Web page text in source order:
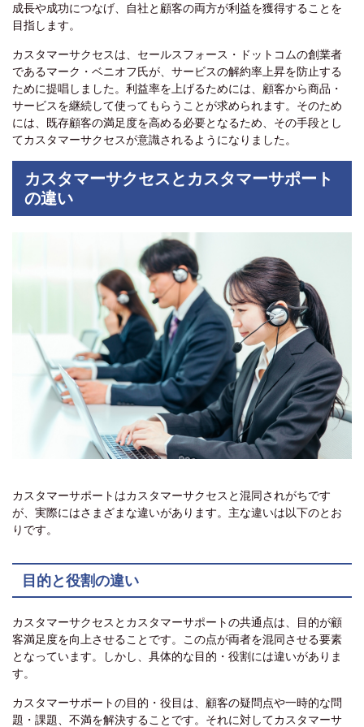
成長や成功につなげ、自社と顧客の両方が利益を獲得することを
目指します。
カスタマーサクセスは、セールスフォース・ドットコムの創業者
であるマーク・ベニオフ氏が、サービスの解約率上昇を防止する
ために提唱しました。利益率を上げるためには、顧客から商品・
サービスを継続して使ってもらうことが求められます。そのため
には、既存顧客の満足度を高める必要となるため、その手段とし
てカスタマーサクセスが意識されるようになりました。
カスタマーサクセスとカスタマーサポート
の違い
カスタマーサポートはカスタマーサクセスと混同されがちです
が、実際にはさまざまな違いがあります。主な違いは以下のとお
りです。
目的と役割の違い
カスタマーサクセスとカスタマーサポートの共通点は、目的が顧
客満足度を向上させることです。この点が両者を混同させる要素
となっています。しかし、具体的な目的・役割には違いがありま
す。
カスタマーサポートの目的・役目は、顧客の疑問点や一時的な問
題・課題、不満を解決することです。それに対してカスタマーサ